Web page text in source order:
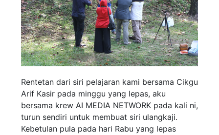
Rentetan dari siri pelajaran kami bersama Cikgu
Arif Kasir pada minggu yang lepas, aku
bersama krew AI MEDIA NETWORK pada kali ni,
turun sendiri untuk membuat siri ulangkaji.
Kebetulan pula pada hari Rabu yang lepas